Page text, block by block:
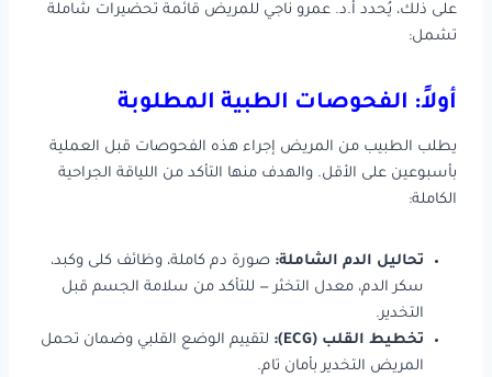
على ذلك، يُحدد أ.د. عمرو ناجي للمريض قائمة تحضيرات شاملة
تشمل:
أولاً: الفحوصات الطبية المطلوبة
يطلب الطبيب من المريض إجراء هذه الفحوصات قبل العملية
بأسبوعين على الأقل. والهدف منها التأكد من اللياقة الجراحية
الكاملة:
تحاليل الدم الشاملة: صورة دم كاملة، وظائف كلى وكبد،
سكر الدم، معدل التخثر — للتأكد من سلامة الجسم قبل
التخدير.
تخطيط القلب (ECG):
لتقييم الوضع القلبي وضمان تحمل
المريض التخدير بأمان تام.